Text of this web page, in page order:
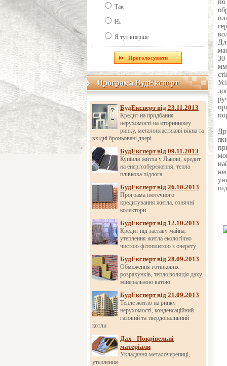
Так
Ні
Я тут вперше
Програма БудЕксперт
Програма БудЕксперт
БудЕксперт від 23.11.2013
Кредит на придбання
нерухомості на вторинному
ринку, металопластикові вікна та
вхідні броньовані двері
БудЕксперт від 09.11.2013
Купівля житла у Львові, кредит
на енергозбереження, тепла
плівкова підлога
БудЕксперт від 26.10.2013
Програма іпотечного
кредитування житла, сонячні
колектори
БудЕксперт від 12.10.2013
Кредит під заставу майна,
утеплення житла екологічно
чистою фітоплитою з очерету
БудЕксперт від 28.09.2013
Обмеження готівкових
розрахунків, теплоізоляція даху
мінеральною ватою
БудЕксперт від 21.09.2013
Тепле житло на ринку
нерухомості, конденсаційний
газовий та твердопаливний
котли
Дах - Покрівельні
матеріали
Укладання металочерепиці,
утеплення
по
30